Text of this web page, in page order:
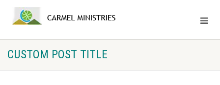
CUSTOM POST TITLE